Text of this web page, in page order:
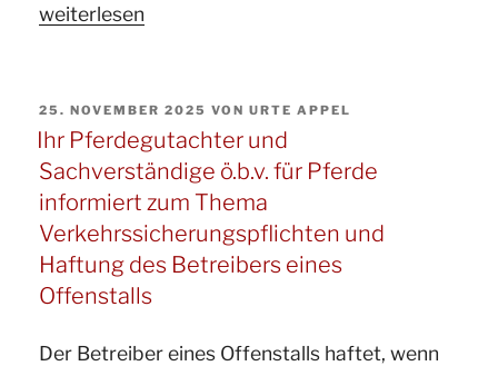
auf
der
Tierärztin
fällt?“
„Ihr
ö.b.v.
Sachverständige
für
Pferde
informiert
zum
Konkurrierende
weiterlesen
VERÖFFENTLICHT
AM
25. NOVEMBER 2025 VONURTE APPEL
Ihr Pferdegutachter und
Sachverständige ö.b.v. für Pferde
informiert zum Thema
Verkehrssicherungspflichten und
Haftung des Betreibers eines
Offenstalls
Der Betreiber eines Offenstalls haftet, wenn